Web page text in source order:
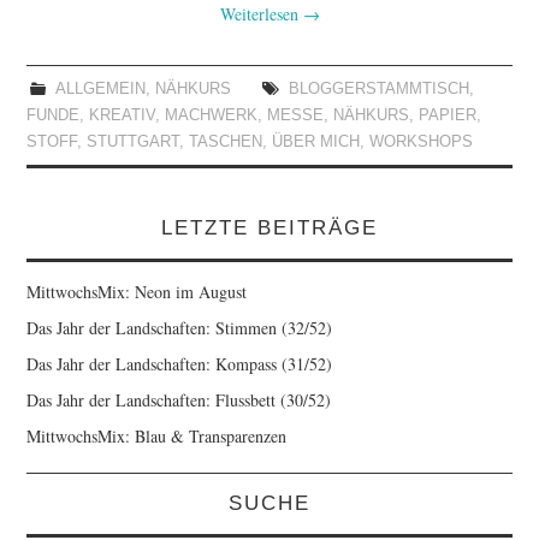
Weiterlesen →
ALLGEMEIN , NÄHKURS BLOGGERSTAMMTISCH ,
FUNDE, KREATIV, MACHWERK, MESSE, NÄHKURS, PAPIER,
STOFF, STUTTGART , TASCHEN , ÜBER MICH ,WORKSHOPS
LETZTE BEITRÄGE
MittwochsMix: Neon im August
Das Jahr der Landschaften: Stimmen (32/52)
Das Jahr der Landschaften: Kompass (31/52)
Das Jahr der Landschaften: Flussbett (30/52)
MittwochsMix: Blau & Transparenzen
SUCHE